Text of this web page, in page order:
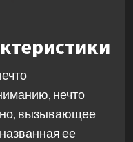
нечто
вызывающее
ее